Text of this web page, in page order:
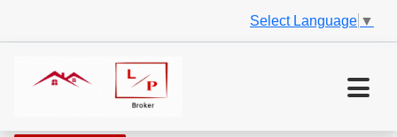
Select Language ▼